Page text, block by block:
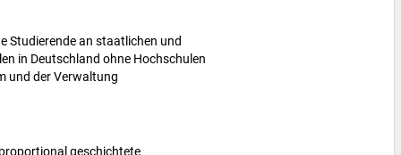
Studierende an staatlichen und
in Deutschland ohne Hochschulen
und der Verwaltung
geschichtete